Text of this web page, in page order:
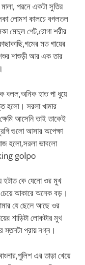
পরনে একটা সুতির
লোমশ কালচে বগলতল
মেদুল পেট,রোগা শরীর
মত গায়ের
শশুর শাশুড়ী আর এক তার
বলল,অনিক হাত পা ধুয়ে
হলো। সরলা খামার
আসেনি তাই তাকেই
গুলো আসার অপেক্ষা
হলো,সরলা ভাবলো
golpo
হটাত কে যেনো ওর মুখ
আকারে অনেক বড়।
যে ছেলে আছে ওর
শাড়িটা লোকটার মুখ
স্তনটা প্রায় নগ্ন।
এর তাড়া খেয়ে